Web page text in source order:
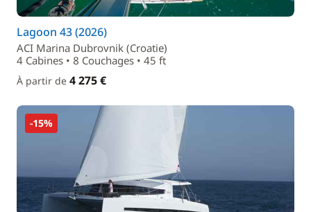
Lagoon 43 (2026)
ACI Marina Dubrovnik (Croatie)
4 Cabines • 8 Couchages • 45 ft
À partir de 4 275 €
-15%